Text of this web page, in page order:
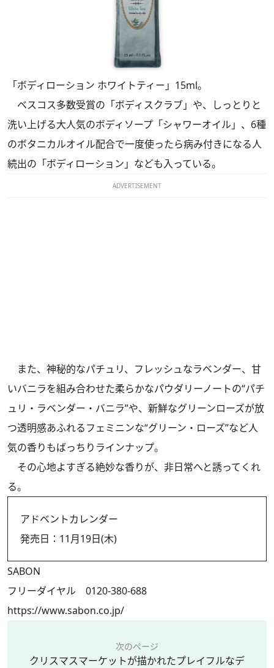
「ボディローション ホワイトティー」15ml。
ベスコス多数受賞の「ボディスクラブ」や、しっとりと
洗い上げる大人気のボディソープ「シャワーオイル」、6種
のボタニカルオイル配合で一度使ったら病み付きになる人
続出の「ボディローション」なども入っている。
ADVERTISEMENT
また、神秘的なパチュリ、フレッシュなラベンダー、甘
いバニラを組み合わせた柔らかなパウダリーノートの“パチ
ュリ・ラベンダー・バニラ”や、新鮮なグリーンローズが放
つ透明感あふれるフェミニンな“グリーン・ローズ”など人
気の香りもばっちりラインナップ。
その心地よすぎる絶妙な香りが、非日常へと誘ってくれ
る。
アドベントカレンダー
発売日：11月19日(木)
SABON
フリーダイヤル 0120-380-688
https://www.sabon.co.jp/
次のページ
クリスマスマーケットが描かれたプレイフルなデ